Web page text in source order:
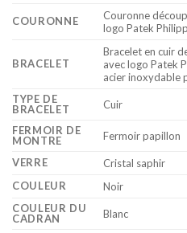
COURONNE
Couronne
logo Patek
BRACELET
Bracelet en cuir
avec logo Patek
acier inoxydable
TYPE DE
BRACELET
Cuir
FERMOIR DE
MONTRE
Fermoir papillon
VERRE
Cristal saphir
COULEUR
Noir
COULEUR DU
CADRAN
Blanc